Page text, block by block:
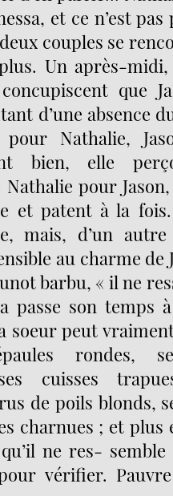
et ce n’est
couples se
Un après-midi,
que
d’une absence
Nathalie,
bien, elle
pour
et patent à la fois.
mais, d’un
au charme de
barbu, « il ne
passe son temps
soeur peut
rondes,
cuisses
de poils blonds,
charnues ; et plus
ne res-
vérifier.